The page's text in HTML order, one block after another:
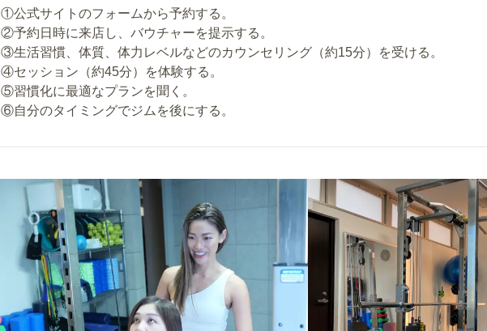
①公式サイトのフォームから予約する。
②予約日時に来店し、バウチャーを提示する。
③生活習慣、体質、体力レベルなどのカウンセリング（約15分）を受ける。
④セッション（約45分）を体験する。
⑤習慣化に最適なプランを聞く。
⑥自分のタイミングでジムを後にする。